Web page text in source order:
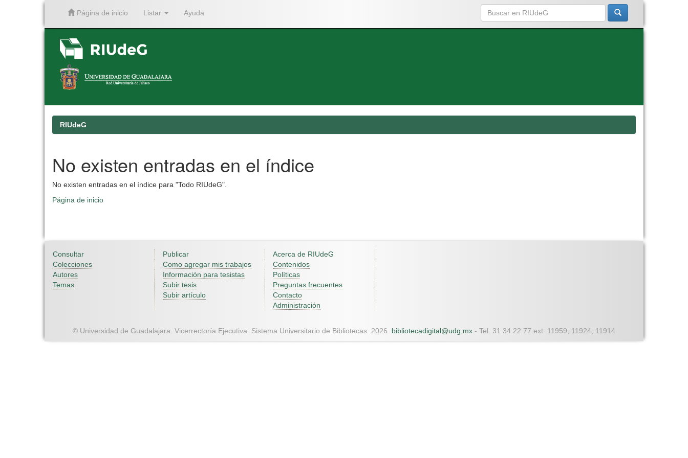
Página de inicio Listar Ayuda
RIUdeG
No existen entradas en el índice
No existen entradas en el índice para "Todo RIUdeG".
Página de inicio
Consultar
Colecciones
Autores
Temas
Publicar
Como agregar mis trabajos
Información para tesistas
Subir tesis
Subir artículo
Acerca de RIUdeG
Contenidos
Políticas
Preguntas frecuentes
Contacto
Administración
© Universidad de Guadalajara. Vicerrectoría Ejecutiva. Sistema Universitario de Bibliotecas. 2026. bibliotecadigital@udg.mx - Tel. 31 34 22 77 ext. 11959, 11924, 11914